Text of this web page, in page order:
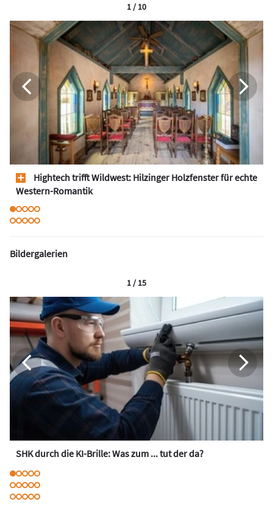
Hightech trifft Wildwest: Hilzinger Holzfenster für echte
Western-Romantik
1 / 10
Bildergalerien
SHK durch die KI-Brille: Was zum ... tut der da?
1 / 15